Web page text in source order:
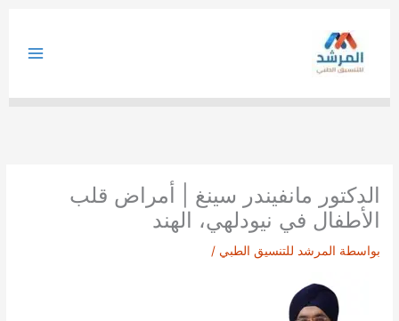
الدكتور مانفيندر سينغ | أمراض قلب
الأطفال في نيودلهي، الهند
بواسطة المرشد للتنسيق الطبي/